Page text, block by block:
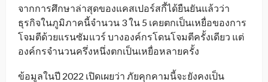
จากการศึกษาล่าสุดของแคสเปอร์สกี้ได้ยืนยันแล้วว่า
ธุรกิจในภูมิภาคนี้จำนวน 3 ใน 5 เคยตกเป็นเหยื่อของการ
โจมตีด้วยแรนซัมแวร์ บางองค์กรโดนโจมตีครั้งเดียว แต่
องค์กรจำนวนครึ่งหนึ่งตกเป็นเหยื่อหลายครั้ง
ข้อมูลในปี 2022 เปิดเผยว่า ภัยคุกคามนี้จะยังคงเป็น